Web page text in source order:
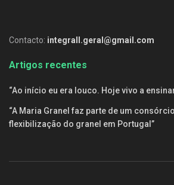
Contacto: integrall.geral@gmail.com
Artigos recentes
“Ao início eu era louco. Hoje vivo a
“A Maria Granel faz parte de um
flexibilização do granel em Portugal”